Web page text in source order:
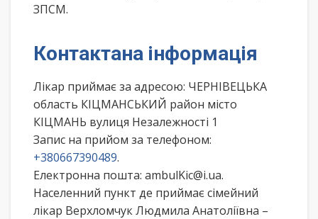
ЗПСМ.
Контактана інформація
Лікар приймає за адресою: ЧЕРНІВЕЦЬКА
область КІЦМАНСЬКИЙ район місто
КІЦМАНЬ вулиця Незалежності 1
Запис на прийом за телефоном:
+380667390489.
Електронна пошта: ambulKic@i.ua.
Населенний пункт де приймає сімейний
лікар Верхломчук Людмила Анатоліївна –